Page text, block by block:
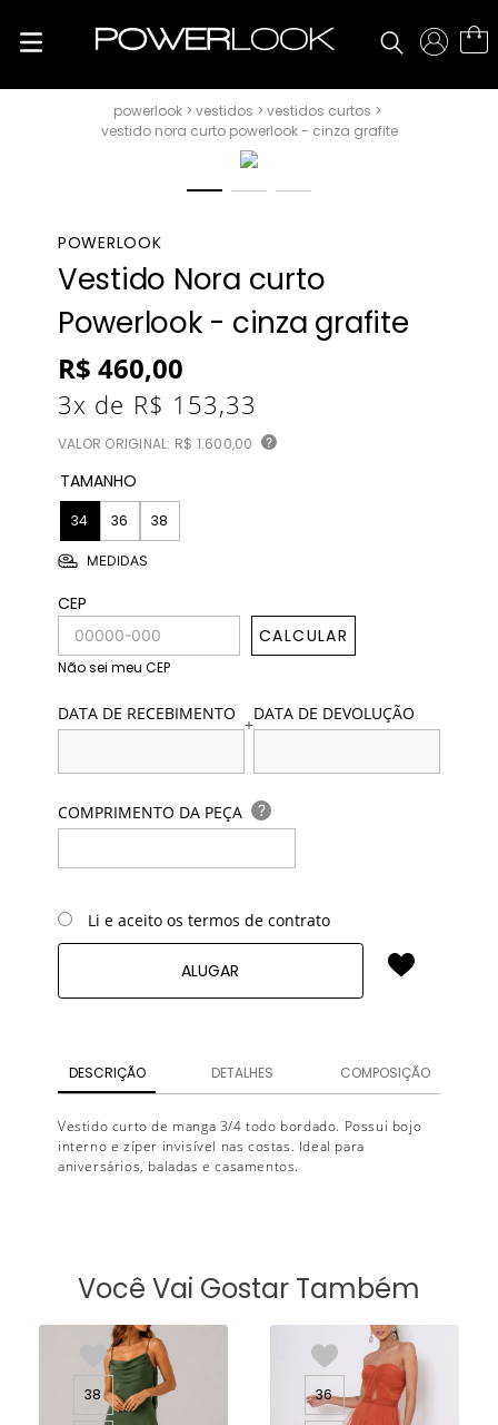
vestidos
vestidos curtos
vestido nora curto powerlook - cinza grafite
POWERLOOK
Vestido Nora curto
Powerlook - cinza grafite
R$ 460,00
3x de R$ 153,33
VALOR ORIGINAL: R$ 1.600,00 ?
TAMANHO
34 36 38
MEDIDAS
CEP
CALCULAR
Não sei meu CEP
DATA DE RECEBIMENTO +DATA DE DEVOLUÇÃO
COMPRIMENTO DA PEÇA ?
Li e aceito os termos de contrato
ALUGAR
DESCRIÇÃO DETALHES COMPOSIÇÃO
Vestido curto de manga 3/4 todo bordado. Possui bojo
interno e zíper invisível nas costas. Ideal para
aniversários, baladas e casamentos.
Você Vai Gostar Também
38 36